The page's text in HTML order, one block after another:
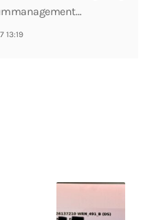
13:19